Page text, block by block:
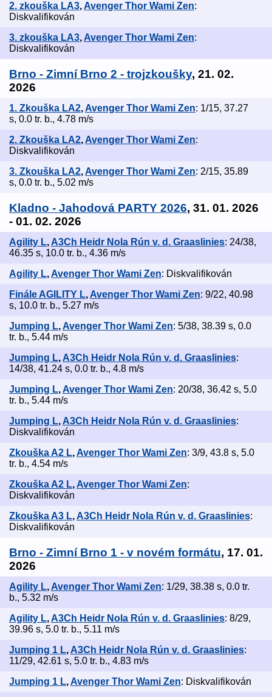
2. zkouška LA3,Avenger Thor Wami Zen:
Diskvalifikován
3. zkouška LA3, Avenger Thor Wami Zen:
Diskvalifikován
Brno - Zimní Brno 2 - trojzkoušky, 21. 02.
2026
1. Zkouška LA2,Avenger Thor Wami Zen: 1/15, 37.27
s, 0.0 tr. b., 4.78 m/s
2. Zkouška LA2, Avenger Thor Wami Zen:
Diskvalifikován
3. Zkouška LA2,Avenger Thor Wami Zen: 2/15, 35.89
s, 0.0 tr. b., 5.02 m/s
Kladno - Jahodová PARTY 2026, 31. 01. 2026
- 01. 02. 2026
Agility L, A3Ch Heidr Nola Rún v. d. Graaslinies: 24/38,
46.35 s, 10.0 tr. b., 4.36 m/s
Agility L,Avenger Thor Wami Zen: Diskvalifikován
Finále AGILITY L, Avenger Thor Wami Zen: 9/22, 40.98
s, 10.0 tr. b., 5.27 m/s
Jumping L,Avenger Thor Wami Zen: 5/38, 38.39 s, 0.0
tr. b., 5.44 m/s
Jumping L, A3Ch Heidr Nola Rún v. d. Graaslinies:
14/38, 41.24 s, 0.0 tr. b., 4.8 m/s
Jumping L,Avenger Thor Wami Zen: 20/38, 36.42 s, 5.0
tr. b., 5.44 m/s
Jumping L, A3Ch Heidr Nola Rún v. d. Graaslinies:
Diskvalifikován
Zkouška A2 L,Avenger Thor Wami Zen: 3/9, 43.8 s, 5.0
tr. b., 4.54 m/s
Zkouška A2 L, Avenger Thor Wami Zen:
Diskvalifikován
Zkouška A3 L,A3Ch Heidr Nola Rún v. d. Graaslinies:
Diskvalifikován
Brno - Zimní Brno 1 - v novém formátu, 17. 01.
2026
Agility L, Avenger Thor Wami Zen: 1/29, 38.38 s, 0.0 tr.
b., 5.32 m/s
Agility L,A3Ch Heidr Nola Rún v. d. Graaslinies: 8/29,
39.96 s, 5.0 tr. b., 5.11 m/s
Jumping 1 L, A3Ch Heidr Nola Rún v. d. Graaslinies:
11/29, 42.61 s, 5.0 tr. b., 4.83 m/s
Jumping 1 L,Avenger Thor Wami Zen: Diskvalifikován